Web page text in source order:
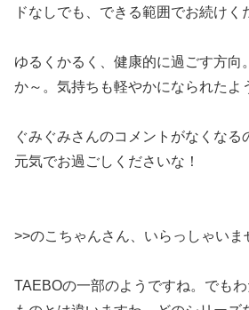
ドなしでも、できる範囲でお続けく
ゆるくかるく、健康的に過ごす方向
か～。気持ちも軽やかになられたよ
ぐみぐみさんのコメントがなくなる
元気でお過ごしくださいな！
>>のこちゃんさん、いらっしゃいま
TAEBOの一部のようですね。でも